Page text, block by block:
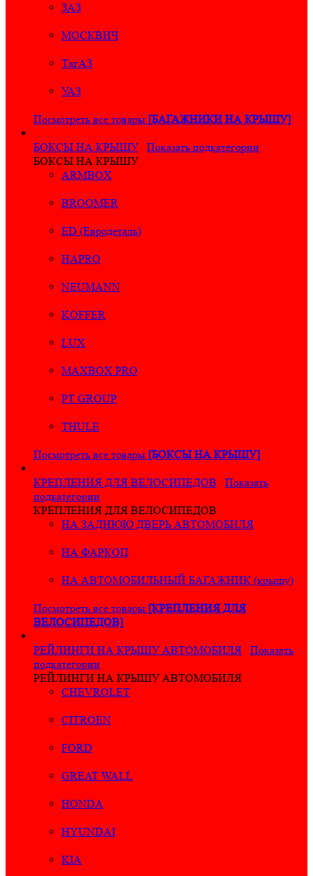
ЗАЗ
МОСКВИЧ
ТагАЗ
УАЗ
Посмотреть все товары [БАГАЖНИКИ НА КРЫШУ]
БОКСЫ НА КРЫШУ
Показать подкатегории
БОКСЫ НА КРЫШУ
ARMBOX
BROOMER
ED (Евродеталь)
HAPRO
NEUMANN
KOFFER
LUX
MAXBOX PRO
PT GROUP
THULE
Посмотреть все товары [БОКСЫ НА КРЫШУ]
КРЕПЛЕНИЯ ДЛЯ ВЕЛОСИПЕДОВ
Показать
подкатегории
КРЕПЛЕНИЯ ДЛЯ ВЕЛОСИПЕДОВ
НА ЗАДНЮЮ ДВЕРЬ АВТОМОБИЛЯ
НА ФАРКОП
НА АВТОМОБИЛЬНЫЙ БАГАЖНИК (крышу)
Посмотреть все товары [КРЕПЛЕНИЯ ДЛЯ
ВЕЛОСИПЕДОВ]
РЕЙЛИНГИ НА КРЫШУ АВТОМОБИЛЯ
Показать
подкатегории
РЕЙЛИНГИ НА КРЫШУ АВТОМОБИЛЯ
CHEVROLET
CITROEN
FORD
GREAT WALL
HONDA
HYUNDAI
KIA